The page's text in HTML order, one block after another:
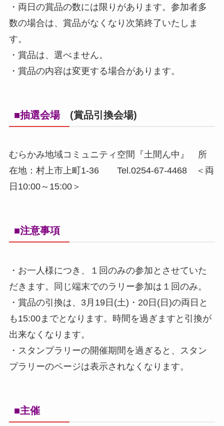
・両日の賞品の数には限りがあります。参加者多
数の場合は、賞品がなくなり次第終了いたしま
す。
・賞品は、選べません。
・賞品の内容は変更する場合があります。
■抽選会場(賞品引換会場)
むらかみ地域コミュニティ空間『土間ん中』 所
在地：村上市上町1-36 Tel.0254-67-4468 ＜両
日10:00～15:00＞
■注意事項
・お一人様につき、１回のみの参加とさせていた
だきます。同じ端末でのラリー参加は１回のみ。
・賞品の引換は、3月19日(土)・20日(日)の両日と
も15:00までとなります。時間を過ぎますと引換が
出来なくなります。
・スタンプラリーの開催期間を過ぎると、スタン
プラリーのページは表示されなくなります。
■主催